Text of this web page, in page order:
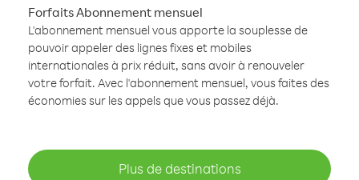
Forfaits Abonnement mensuel
L'abonnement mensuel vous apporte la souplesse de
pouvoir appeler des lignes fixes et mobiles
internationales à prix réduit, sans avoir à renouveler
votre forfait. Avec l'abonnement mensuel, vous faites des
économies sur les appels que vous passez déjà.
Plus de destinations